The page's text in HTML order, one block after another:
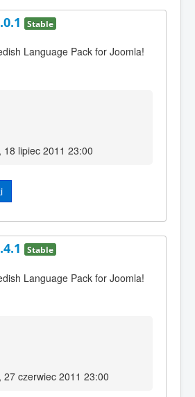
Stable
Language Pack for Joomla!
18 lipiec 2011 23:00
Stable
Language Pack for Joomla!
27 czerwiec 2011 23:00